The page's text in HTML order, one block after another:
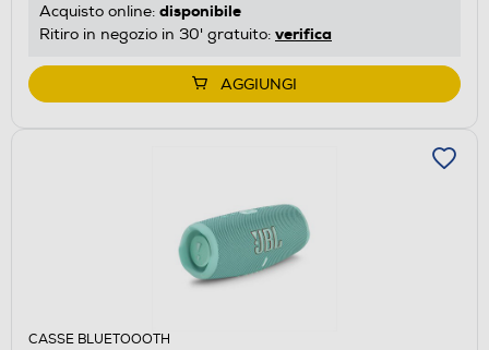
Acquisto online: disponibile
Ritiro in negozio in 30' gratuito: verifica
AGGIUNGI
CASSE BLUETOOOTH